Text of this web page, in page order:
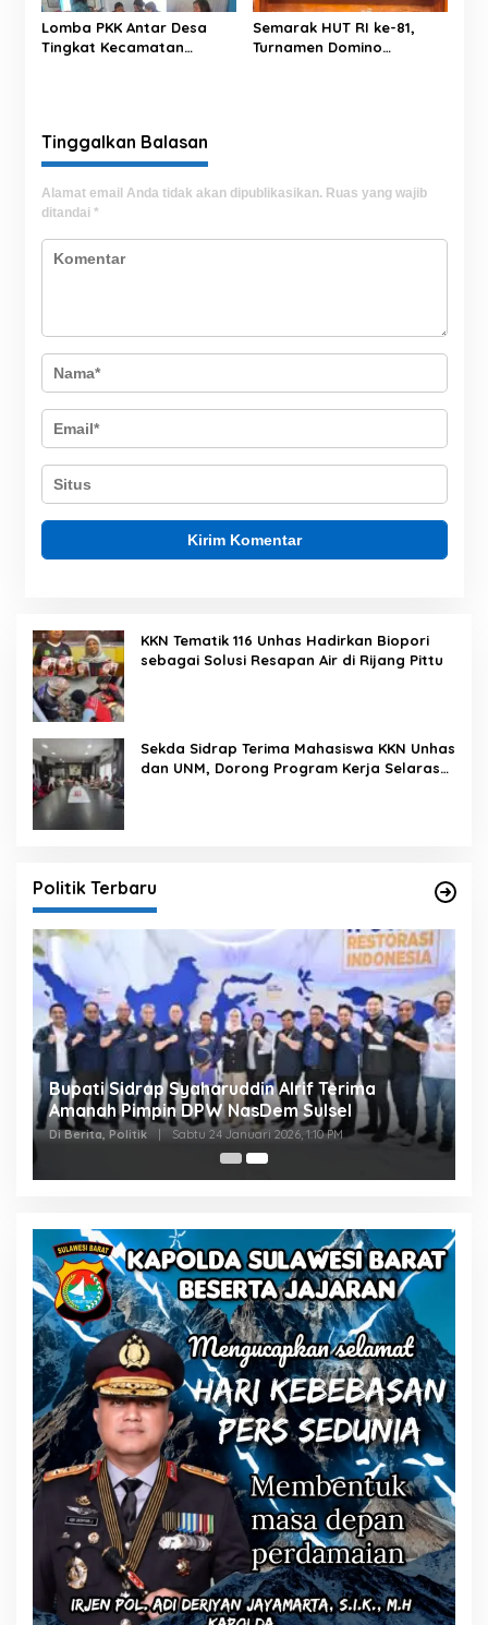
Lomba PKK Antar Desa
Tingkat Kecamatan
Semarak HUT RI ke-81,
Turnamen Domino
Tinggalkan Balasan
Alamat email Anda tidak akan dipublikasikan. Ruas yang wajib
ditandai *
KKN Tematik 116 Unhas Hadirkan Biopori
sebagai Solusi Resapan Air di Rijang Pittu
Sekda Sidrap Terima Mahasiswa KKN Unhas
dan UNM, Dorong Program Kerja Selaras
Politik Terbaru
Bupati Sidrap Syaharuddin Alrif Terima
Amanah Pimpin DPW NasDem Sulsel
Di Berita, Politik Sabtu 24 Januari 2026, 1:10 PM